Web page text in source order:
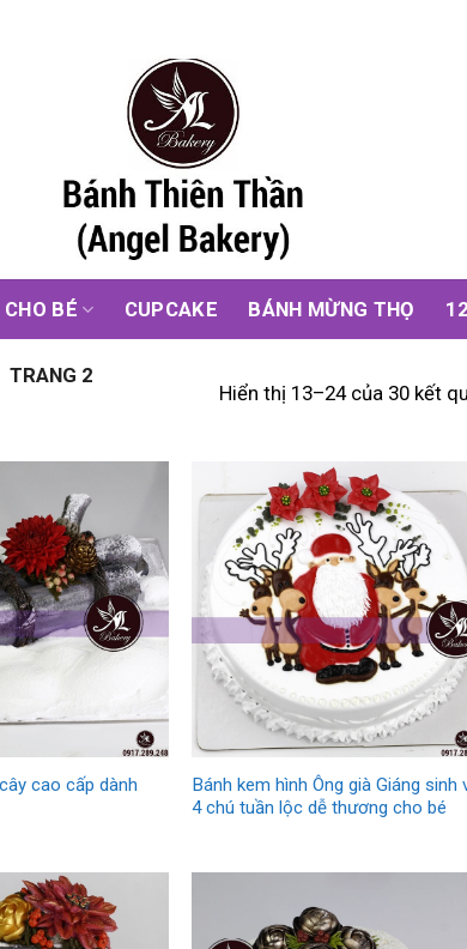
BÉ CUPCAKE BÁNH MỪNG THỌ
TRANG 2
Hiển thị 13–24 của 30 kết
cao cấp dành
Bánh kem hình Ông già Giáng sinh
4 chú tuần lộc dễ thương cho bé